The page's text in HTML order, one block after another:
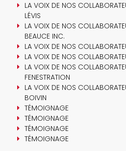
LA VOIX DE NOS
LÉVIS
LA VOIX DE NOS
BEAUCE INC.
LA VOIX DE NOS
LA VOIX DE NOS
LA VOIX DE NOS
FENESTRATION
LA VOIX DE NOS
BOIVIN
TÉMOIGNAGE
TÉMOIGNAGE
TÉMOIGNAGE
TÉMOIGNAGE